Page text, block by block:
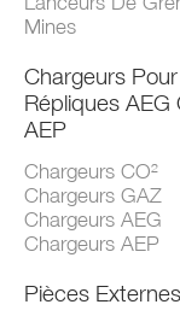
Mines
Chargeurs Pour
Répliques AEG
AEP
Chargeurs CO²
Chargeurs GAZ
Chargeurs AEG
Chargeurs AEP
Pièces Externes